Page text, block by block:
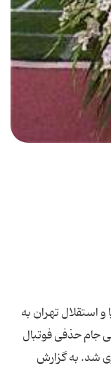
استقلال تهران به
جام حذفی فوتبال
دیدار به پیگیری شد. به گزارش